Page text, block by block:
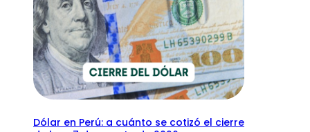
Dólar en Perú: a cuánto se cotizó el cierre